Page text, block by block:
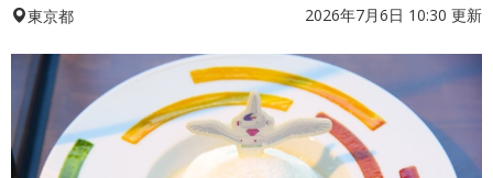
東京都 2026年7月6日 10:30 更新